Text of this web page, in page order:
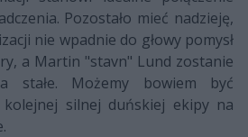
Pozostało mieć nadzieję,
nie wpadnie do głowy pomysł
a Martin "stavn" Lund zostanie
stałe. Możemy bowiem być
silnej duńskiej ekipy na